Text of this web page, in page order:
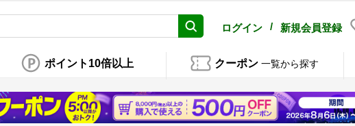
ログイン / 新規会員登録
ポイント10倍以上 クーポン 一覧から探す